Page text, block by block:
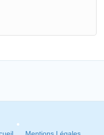
Mentions Légales